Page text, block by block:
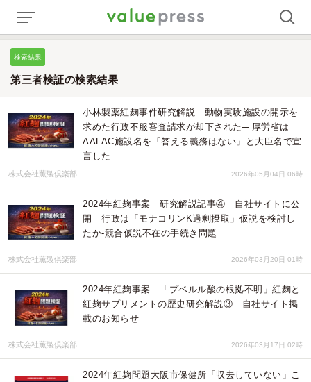
検索結果
第三者検証の検索結果
小林製薬紅麹事件研究解説 動物実験施設の開示を
求めた行政不服審査請求が却下された─ 厚労省は
AALAC施設名を「答える義務はない」と大臣名で宣
言した
株式会社薫製倶楽部 2026年05月04日 06時
2024年紅麹事案 研究解説記事④ 自社サイトに公
開 行政は「モナコリンK過剰摂取」仮説を検討し
たか-競合仮説不在の手続き問題
株式会社薫製倶楽部 2026年03月20日 01時
2024年紅麹事案 「プベルル酸の根拠不明」紅麹と
紅麹サプリメントの歴史研究解説③ 自社サイト掲
載のお知らせ
株式会社薫製倶楽部 2026年03月17日 02時
2024年紅麹問題大阪市保健所「収去していない」こ